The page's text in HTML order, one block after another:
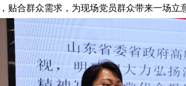
贴合群众需求，为现场党员群众带来一场立